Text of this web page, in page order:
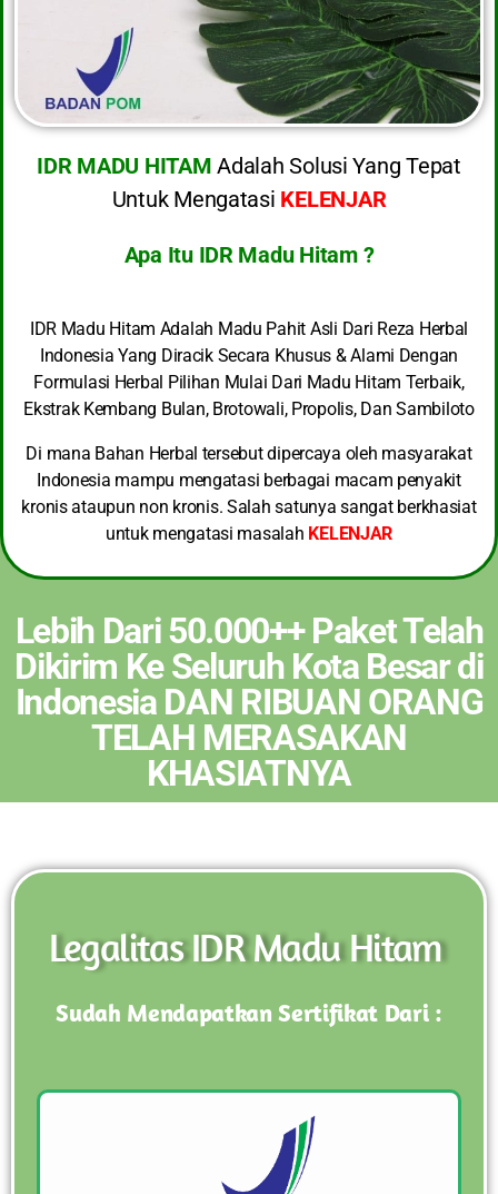
IDR MADU HITAM Adalah Solusi Yang Tepat
Untuk Mengatasi KELENJAR
Apa Itu IDR Madu Hitam ?
IDR Madu Hitam Adalah Madu Pahit Asli Dari Reza Herbal
Indonesia Yang Diracik Secara Khusus & Alami Dengan
Formulasi Herbal Pilihan Mulai Dari Madu Hitam Terbaik,
Ekstrak Kembang Bulan, Brotowali, Propolis, Dan Sambiloto
Di mana Bahan Herbal tersebut dipercaya oleh masyarakat
Indonesia mampu mengatasi berbagai macam penyakit
kronis ataupun non kronis. Salah satunya sangat berkhasiat
untuk mengatasi masalah KELENJAR
Lebih Dari 50.000++ Paket Telah
Dikirim Ke Seluruh Kota Besar di
Indonesia DAN RIBUAN ORANG
TELAH MERASAKAN
KHASIATNYA
Legalitas IDR Madu Hitam
Sudah Mendapatkan Sertifikat Dari :